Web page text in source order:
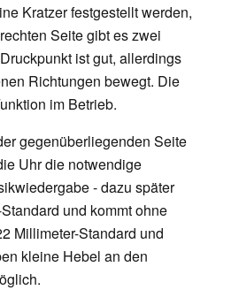
Kratzer festgestellt werden,
Seite gibt es zwei
ist gut, allerdings
Richtungen bewegt. Die
im Betrieb.
gegenüberliegenden Seite
Uhr die notwendige
- dazu später
und kommt ohne
Millimeter-Standard und
kleine Hebel an den